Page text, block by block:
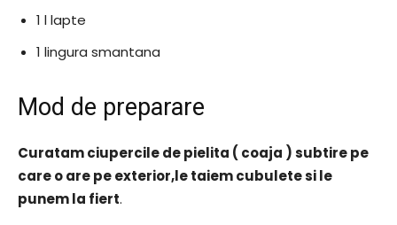
1 l lapte
1 lingura smantana
Mod de preparare
Curatam ciupercile de pielita ( coaja ) subtire pe
care o are pe exterior,le taiem cubulete si le
punem la fiert.